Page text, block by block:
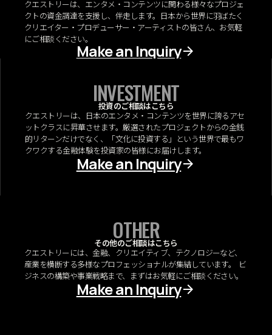
クエストリーは、エンタメ・コンテンツに関わる様々なプロジェ
クトの資金調達を支援し、伴走します。日本から世界に羽ばたく
クリエイター・プロデューサー・アーティストの皆さん、お気軽
にご相談ください。
Make an Inquiry
INVESTMENT
投資のご相談はこちら
クエストリーは、日本のエンタメ・コンテンツを世界に誇るアセ
ットクラスに昇華させます。厳選されたプロジェクトからの金銭
的リターンだけでなく、「文化に投資する」という世界で最もワ
クワクする金融体験を投資家の皆様にお届けします。
Make an Inquiry
OTHER
その他のご相談はこちら
クエストリーには、金融、クリエイティブ、テクノロジーなど、
産業を横断する多様なプロフェッショナルが集結しています。 ビ
ジネスの構築や事業戦略まで、まずはお気軽にご相談ください。
Make an Inquiry